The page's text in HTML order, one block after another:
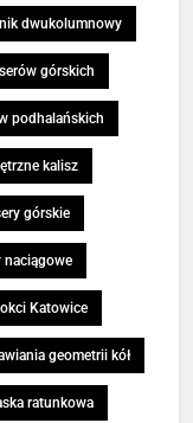
dwukolumnowy
górskich
podhalańskich
kalisz
górskie
naciągowe
Katowice
geometrii kół
ratunkowa